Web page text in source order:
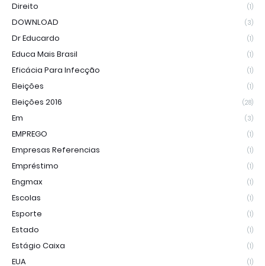
Direito (1)
DOWNLOAD (3)
Dr Educardo (1)
Educa Mais Brasil (1)
Eficácia Para Infecção (1)
Eleições (1)
Eleições 2016 (28)
Em (3)
EMPREGO (1)
Empresas Referencias (1)
Empréstimo (1)
Engmax (1)
Escolas (1)
Esporte (1)
Estado (1)
Estágio Caixa (1)
EUA (1)